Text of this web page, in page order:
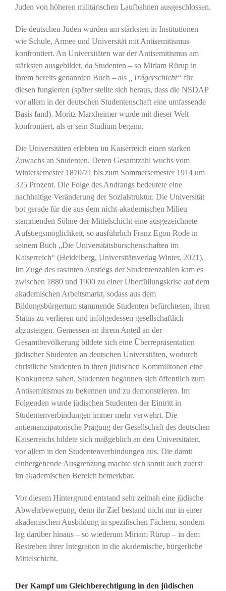
Juden von höheren militärischen Laufbahnen ausgeschlossen.
Die deutschen Juden wurden am stärksten in Institutionen
wie Schule, Armee und Universität mit Antisemitismus
konfrontiert. An Universitäten war der Antisemitismus am
stärksten ausgebildet, da Studenten – so Miriam Rürup in
ihrem bereits genannten Buch – als „Trägerschicht“ für
diesen fungierten (später stellte sich heraus, dass die NSDAP
vor allem in der deutschen Studentenschaft eine umfassende
Basis fand). Moritz Marxheimer wurde mit dieser Welt
konfrontiert, als er sein Studium begann.
Die Universitäten erlebten im Kaiserreich einen starken
Zuwachs an Studenten. Deren Gesamtzahl wuchs vom
Wintersemester 1870/71 bis zum Sommersemester 1914 um
325 Prozent. Die Folge des Andrangs bedeutete eine
nachhaltige Veränderung der Sozialstruktur. Die Universität
bot gerade für die aus dem nicht-akademischen Milieu
stammenden Söhne der Mittelschicht eine ausgezeichnete
Aufstiegsmöglichkeit, so ausführlich Franz Egon Rode in
seinem Buch „Die Universitätsburschenschaften im
Kaiserreich“ (Heidelberg, Universitätsverlag Winter, 2021).
Im Zuge des rasanten Anstiegs der Studentenzahlen kam es
zwischen 1880 und 1900 zu einer Überfüllungskrise auf dem
akademischen Arbeitsmarkt, sodass aus dem
Bildungsbürgertum stammende Studenten befürchteten, ihren
Status zu verlieren und infolgedessen gesellschaftlich
abzusteigen. Gemessen an ihrem Anteil an der
Gesamtbevölkerung bildete sich eine Überrepräsentation
jüdischer Studenten an deutschen Universitäten, wodurch
christliche Studenten in ihren jüdischen Kommilitonen eine
Konkurrenz sahen. Studenten begannen sich öffentlich zum
Antisemitismus zu bekennen und zu demonstrieren. Im
Folgenden wurde jüdischen Studenten der Eintritt in
Studentenverbindungen immer mehr verwehrt. Die
antiemanzipatorische Prägung der Gesellschaft des deutschen
Kaiserreichs bildete sich maßgeblich an den Universitäten,
vor allem in den Studentenverbindungen aus. Die damit
einhergehende Ausgrenzung machte sich somit auch zuerst
im akademischen Bereich bemerkbar.
Vor diesem Hintergrund entstand sehr zeitnah eine jüdische
Abwehrbewegung, denn ihr Ziel bestand nicht nur in einer
akademischen Ausbildung in spezifischen Fächern, sondern
lag darüber hinaus – so wiederum Miriam Rürup – in dem
Bestreben ihrer Integration in die akademische, bürgerliche
Mittelschicht.
Der Kampf um Gleichberechtigung in den jüdischen